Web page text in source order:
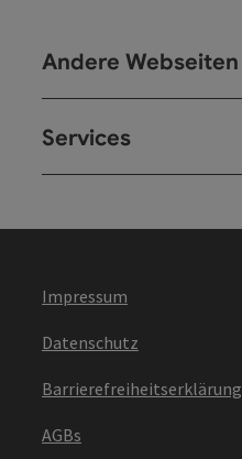
Andere Webseiten
Services
Impressum
Datenschutz
Barrierefreiheitserklärung
AGBs